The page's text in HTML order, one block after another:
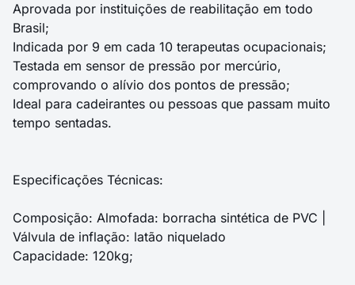
Aprovada por instituições de reabilitação em todo
Brasil;
Indicada por 9 em cada 10 terapeutas ocupacionais;
Testada em sensor de pressão por mercúrio,
comprovando o alívio dos pontos de pressão;
Ideal para cadeirantes ou pessoas que passam muito
tempo sentadas.
Especificações Técnicas:
Composição: Almofada: borracha sintética de PVC |
Válvula de inflação: latão niquelado
Capacidade: 120kg;